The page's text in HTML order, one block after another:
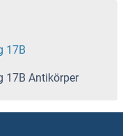
17B
17B Antikörper